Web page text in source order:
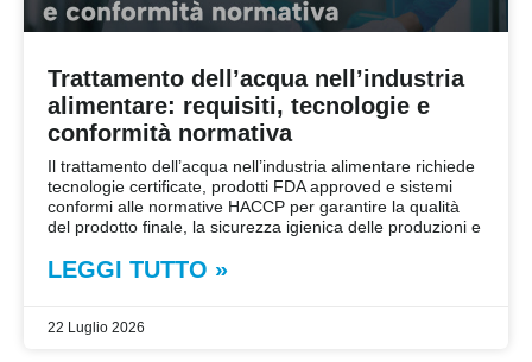
Trattamento dell’acqua nell’industria
alimentare: requisiti, tecnologie e
conformità normativa
Il trattamento dell’acqua nell’industria alimentare richiede
tecnologie certificate, prodotti FDA approved e sistemi
conformi alle normative HACCP per garantire la qualità
del prodotto finale, la sicurezza igienica delle produzioni e
LEGGI TUTTO »
22 Luglio 2026